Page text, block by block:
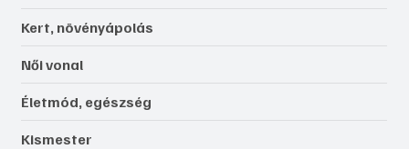
Kert, növényápolás
Női vonal
Életmód, egészség
Kismester